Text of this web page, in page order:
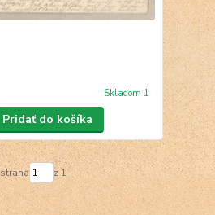
Skladom 1
Pridať do košíka
strana z 1